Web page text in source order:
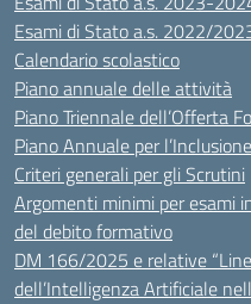
Esami di Stato a.s. 2022/
Calendario scolastico
Piano annuale delle attività
Piano Triennale dell’Offerta
Piano Annuale per l’Inclusione
Criteri generali per gli Scrutini
Argomenti minimi per esami
del debito formativo
DM 166/2025 e relative
dell’Intelligenza Artificiale